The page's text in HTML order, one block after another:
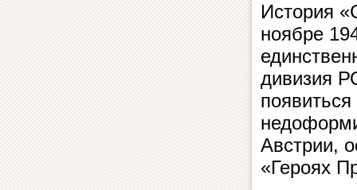
История
ноябре
дивизия
Австрии,
«Героях